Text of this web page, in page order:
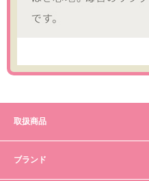
取扱商品
ブランド